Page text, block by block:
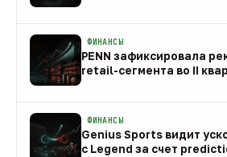
ФИНАНСЫ
PENN зафиксировала
retail-сегмента во II
ФИНАНСЫ
Genius Sports видит
с Legend за счет